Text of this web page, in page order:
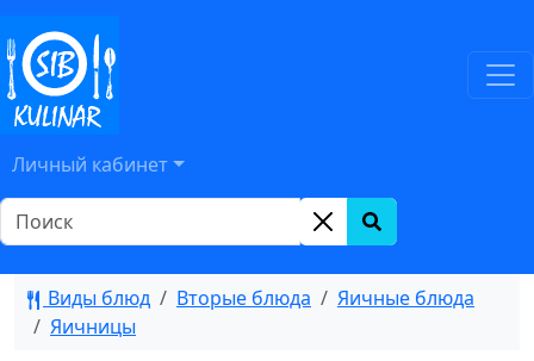
Личный кабинет
Виды блюд Вторые блюда
Яичные блюда
Яичницы